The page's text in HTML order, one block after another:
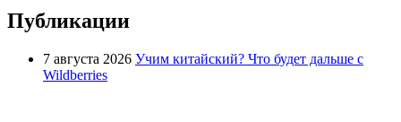
Публикации
7 августа 2026 Учим китайский? Что будет дальше с
Wildberries